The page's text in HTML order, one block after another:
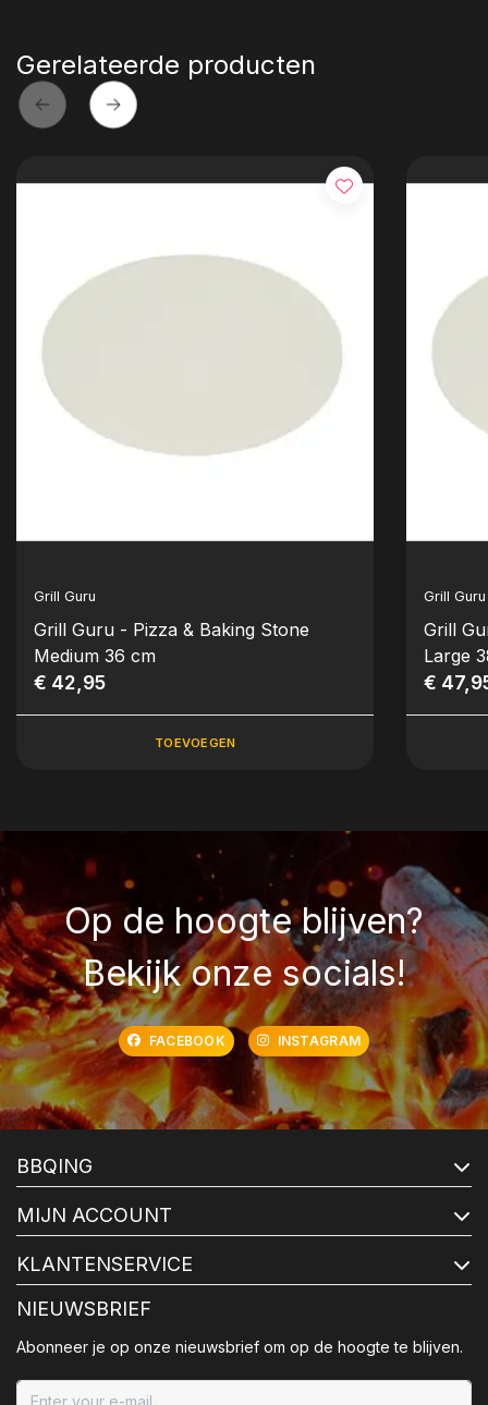
Gerelateerde producten
Grill Guru
Grill Guru - Pizza & Baking Stone
Medium 36 cm
€ 42,95
TOEVOEGEN
Grill Guru
Grill
Large
€
Op de hoogte blijven?
Bekijk onze socials!
FACEBOOK INSTAGRAM
BBQING
MIJN ACCOUNT
KLANTENSERVICE
NIEUWSBRIEF
Abonneer je op onze nieuwsbrief om op de hoogte te blijven.